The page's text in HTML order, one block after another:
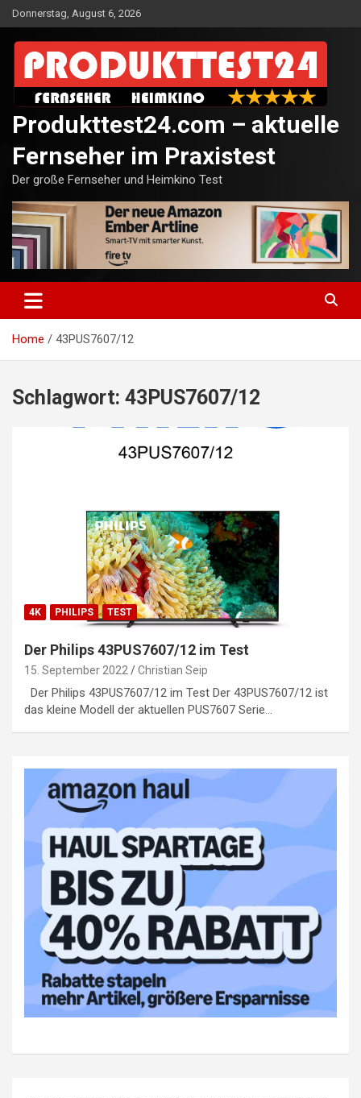
Skip
to
content
Donnerstag, August 6, 2026
Produkttest24.com – aktuelle
Fernseher im Praxistest
Der große Fernseher und Heimkino Test
Home 43PUS7607/12
Schlagwort: 43PUS7607/12
4K PHILIPS TEST
Der Philips 43PUS7607/12 im Test
15. September 2022 Christian Seip
Der Philips 43PUS7607/12 im Test Der 43PUS7607/12 ist
das kleine Modell der aktuellen PUS7607 Serie…